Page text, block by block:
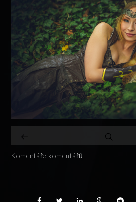
Komentáře komentářů